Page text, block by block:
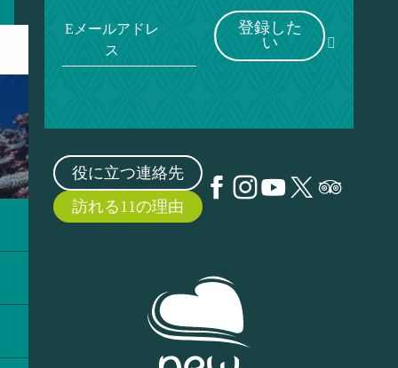
Eメールアドレ
ス
登録した
い
役に立つ連絡先
訪れる11の理由